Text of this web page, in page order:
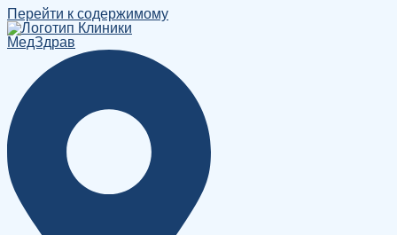
Перейти к содержимому